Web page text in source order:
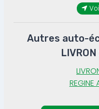
Autres auto-
LIVRON
REGINE